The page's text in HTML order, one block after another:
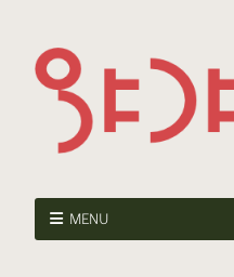
MENU